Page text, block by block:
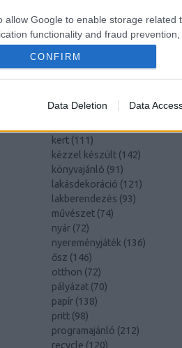
allow Google to enable storage related
functionality and fraud
CONFIRM
Data Deletion Data
hobbyművész(81)
hulladékcsökkentés(113)
húsvét
inspiráció(188)
játék(145)
karácsony(280 )
kert (111)
kézzel készült (142)
könyvajánló (91)
lakásdekoráció (121)
lakberendezés (93)
művészet (74)
nyár (72)
nyereményjáték (136)
ősz (146)
otthon (72)
pályázat (70)
papír (138)
pritt (98)
programajánló (212)
recycle (120)